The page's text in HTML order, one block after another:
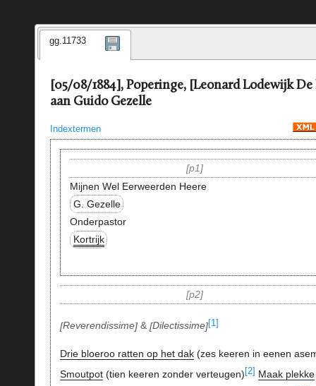
gg.11733
[05/08/1884], Poperinge, [Leonard Lodewijk De
aan Guido Gezelle
Indextermen
p1
Mijnen Wel Eerweerden Heere
G. Gezelle
Onderpastor
Kortrijk
p2
Reverendissime & Dilectissime [1]
Drie bloeroo ratten op het dak(zes keeren in eenen
Smoutpot(tien keeren zonder verteugen) [2]
Maak plekke